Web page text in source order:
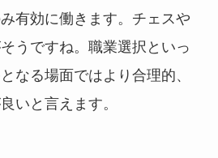
有効に働きます。チェスや
うですね。職業選択といっ
なる場面ではより合理的、
いと言えます。